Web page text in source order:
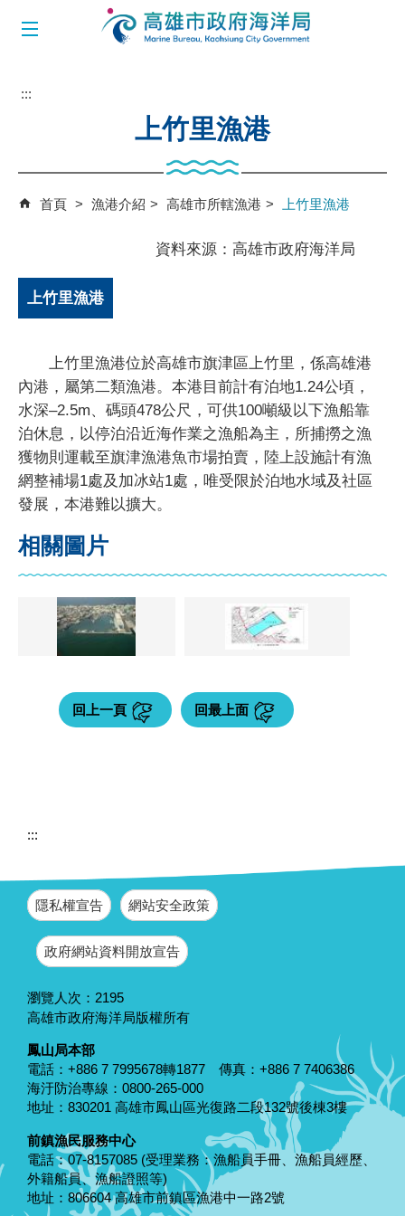
跳到主要內容區塊
:::
上竹里漁港
首頁 漁港介紹 高雄市所轄漁港 上竹里漁港
資料來源：高雄市政府海洋局
上竹里漁港
上竹里漁港位於高雄市旗津區上竹里，係高雄港
內港，屬第二類漁港。本港目前計有泊地1.24公頃，
水深–2.5m、碼頭478公尺，可供100噸級以下漁船靠
泊休息，以停泊沿近海作業之漁船為主，所捕撈之漁
獲物則運載至旗津漁港魚市場拍賣，陸上設施計有漁
網整補場1處及加冰站1處，唯受限於泊地水域及社區
發展，本港難以擴大。
相關圖片
回上一頁 回最上面
:::
隱私權宣告 網站安全政策
政府網站資料開放宣告
瀏覽人次： 2195
高雄市政府海洋局版權所有
鳳山局本部
電話：+886 7 7995678轉1877 傳真：+886 7 7406386
海汙防治專線：0800-265-000
地址：830201 高雄市鳳山區光復路二段132號後棟3樓
前鎮漁民服務中心
電話：07-8157085 (受理業務：漁船員手冊、漁船員經歷、
外籍船員、漁船證照等)
地址：806604 高雄市前鎮區漁港中一路2號